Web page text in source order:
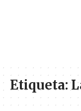
Etiqueta: